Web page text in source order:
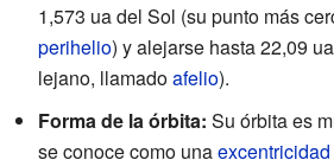
1,573 ua del Sol (su punto más
perihelio) y alejarse hasta 22,09
lejano, llamadoafelio).
Forma de la órbita: Su órbita es
se conoce como unaexcentricidad